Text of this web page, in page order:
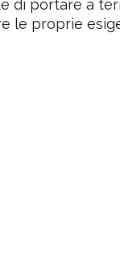
di portare a
le proprie